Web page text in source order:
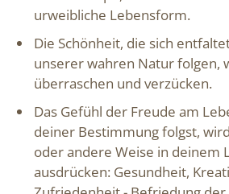
urweibliche Lebensform.
Die Schönheit, die sich
unserer wahren Natur folgen,
überraschen und verzücken.
Das Gefühl der Freude am
deiner Bestimmung folgst,
oder andere Weise in deinem
ausdrücken: Gesundheit,